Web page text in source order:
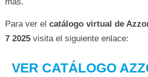
Para ver el catálogo virtual de
7 2025 visita el siguiente enlace:
VER CATÁLOGO